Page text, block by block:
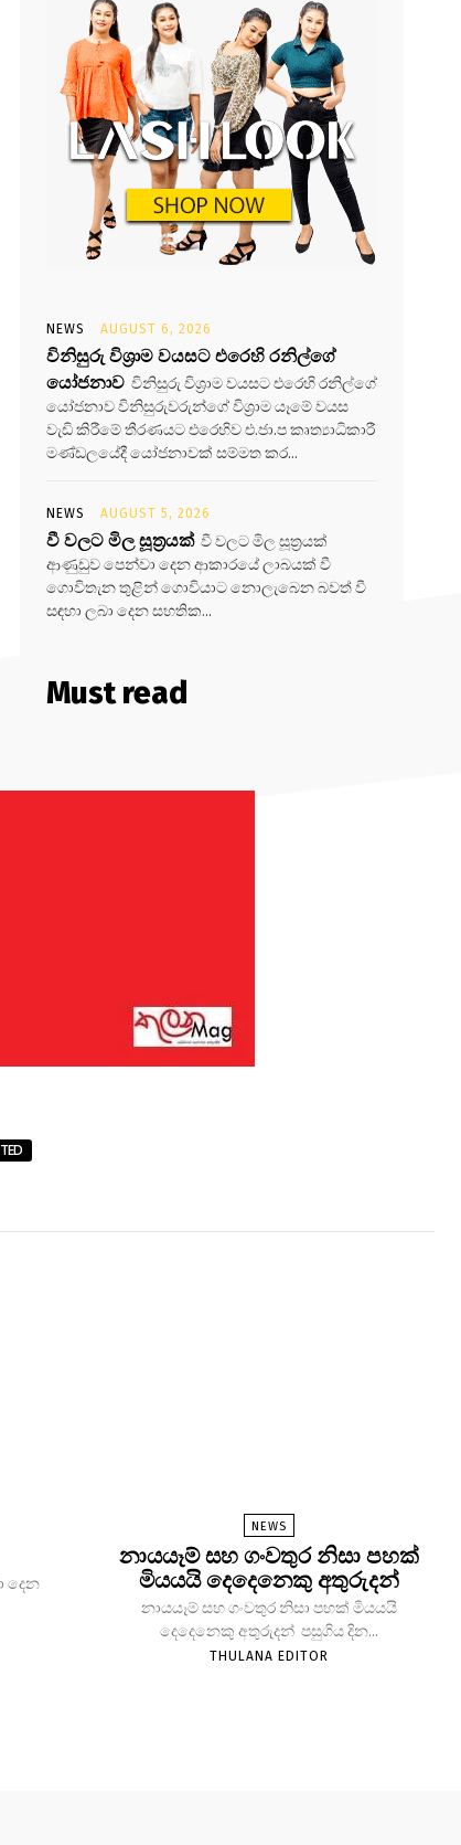
NEWS AUGUST 6, 2026
විනිසුරු විශ්‍රාම වයසට එරෙහි රනිල්ගේ
යෝජනාව විනිසුරු විශ්‍රාම වයසට එරෙහි රනිල්ගේ
යෝජනාව විනිසුරුවරුන්ගේ විශ්‍රාම යෑමේ වයස
වැඩි කිරීමේ තීරණයට එරෙහිව එ.ජා.ප කෘත්‍යාධිකාරී
මණ්ඩලයේදී යෝජනාවක් සම්මත කර...
NEWS AUGUST 5, 2026
වී වලට මිල සූත්‍රයක් වී වලට මිල සූත්‍රයක්
ආණුඩුව පෙන්වා දෙන ආකාරයේ ලාබයක් වී
ගොවිතැන තුළින් ගොවියාට නොලැබෙන බවත් වී
සඳහා ලබා දෙන සහතික...
Must read
දෙන
NEWS
නායයෑම් සහ ගංවතුර නිසා පහක්
මියයයි දෙදෙනෙකු අතුරුදන්
නායයෑම් සහ ගංවතුර නිසා පහක් මියයයි
දෙදෙනෙකු අතුරුදන් පසුගිය දින...
THULANA EDITOR